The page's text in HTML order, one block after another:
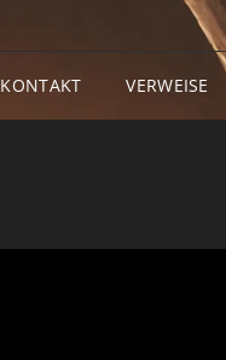
KONTAKT VERWEISE